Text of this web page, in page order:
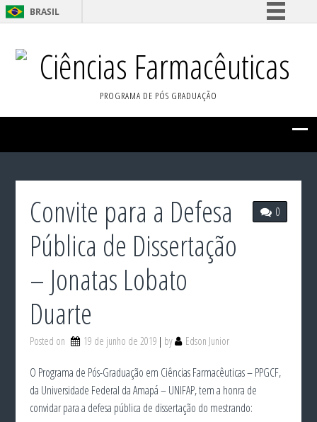
BRASIL
Comunica BR
Participe
Acesso à informação
Ciências Farmacêuticas
PROGRAMA DE PÓS GRADUAÇÃO
0
Convite para a Defesa
Pública de Dissertação
– Jonatas Lobato
Duarte
Posted on 19 de junho de 2019 by Edson Junior
O Programa de Pós-Graduação em Ciências Farmacêuticas – PPGCF,
da Universidade Federal da Amapá – UNIFAP, tem a honra de
convidar para a defesa pública de dissertação do mestrando: